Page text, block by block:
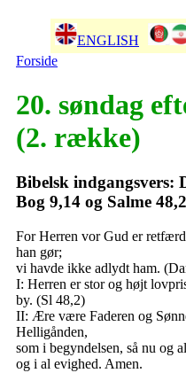
ENGLISH
Forside
20. søndag
(2. række)
Bibelsk indgangsvers:
Bog 9,14 og Salme 48,2
For Herren vor Gud er
han gør;
vi havde ikke adlydt ham.
I: Herren er stor og højt
by. (Sl 48,2)
II: Ære være Faderen og
Helligånden,
som i begyndelsen, så nu og
og i al evighed. Amen.